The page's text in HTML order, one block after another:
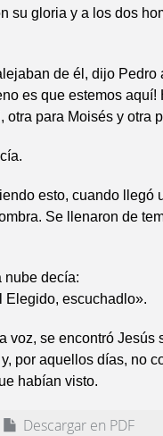
su gloria y a los dos
de él, dijo Pedro
es que estemos aquí!
otra para Moisés y otra
esto, cuando llegó
Se llenaron de
nube decía:
Elegido, escuchadlo».
voz, se encontró Jesús
por aquellos días, no
habían visto.
Descargar en PDF